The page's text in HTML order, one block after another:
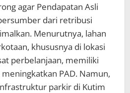
agar Pendapatan Asli
dari retribusi
Menurutnya, lahan
khususnya di lokasi
perbelanjaan, memiliki
PAD. Namun,
parkir di Kutim